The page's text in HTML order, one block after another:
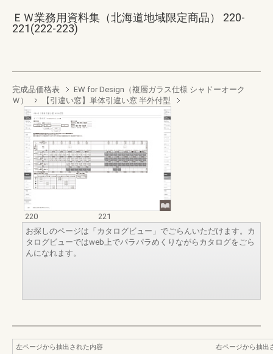
ＥＷ業務用資料集（北海道地域限定商品） 220-
221(222-223)
完成品価格表
EW for Design（複層ガラス仕様 シャドーオーク
Ｗ）
【引違い窓】単体引違い窓 半外付型
220
221
お探しのページは「カタログビュー」でごらんいただけます。カ
タログビューではweb上でパラパラめくりながらカタログをごら
んになれます。
左ページから抽出された内容
右ページから抽出